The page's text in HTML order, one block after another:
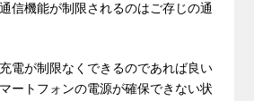
信機能が制限されるのはご存じの通
電が制限なくできるのであれば良い
ートフォンの電源が確保できない状